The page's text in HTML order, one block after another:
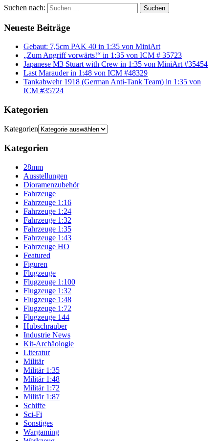
Suchen nach: Suchen
Neueste Beiträge
Gebaut: 7,5cm PAK 40 in 1:35 von MiniArt
„Zum Angriff vorwärts!“ in 1:35 von ICM # 35723
Japanese M3 Stuart with Crew in 1:35 von MiniArt #35454
Last Marauder in 1:48 von ICM #48329
Tankabwehr 1918 (German Anti-Tank Team) in 1:35 von
ICM #35724
Kategorien
Kategorien
Kategorien
28mm
Ausstellungen
Dioramenzubehör
Fahrzeuge
Fahrzeuge 1:16
Fahrzeuge 1:24
Fahrzeuge 1:32
Fahrzeuge 1:35
Fahrzeuge 1:43
Fahrzeuge HO
Featured
Figuren
Flugzeuge
Flugzeuge 1:100
Flugzeuge 1:32
Flugzeuge 1:48
Flugzeuge 1:72
Flugzeuge 144
Hubschrauber
Industrie News
Kit-Archäologie
Literatur
Militär
Militär 1:35
Militär 1:48
Militär 1:72
Militär 1:87
Schiffe
Sci-Fi
Sonstiges
Wargaming